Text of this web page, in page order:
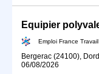
Emploi France Travail
Bergerac (24100),
06/08/2026